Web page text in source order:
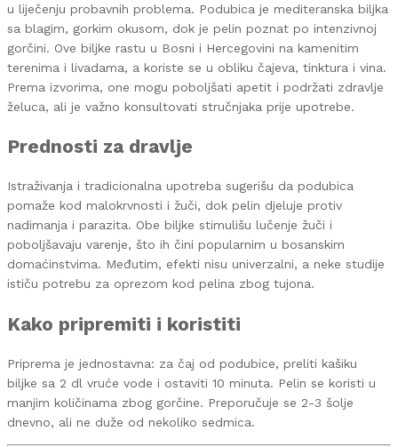
u liječenju probavnih problema. Podubica je mediteranska biljka
sa blagim, gorkim okusom, dok je pelin poznat po intenzivnoj
gorčini. Ove biljke rastu u Bosni i Hercegovini na kamenitim
terenima i livadama, a koriste se u obliku čajeva, tinktura i vina.
Prema izvorima, one mogu poboljšati apetit i podržati zdravlje
želuca, ali je važno konsultovati stručnjaka prije upotrebe.
Prednosti za dravlje
Istraživanja i tradicionalna upotreba sugerišu da podubica
pomaže kod malokrvnosti i žuči, dok pelin djeluje protiv
nadimanja i parazita. Obe biljke stimulišu lučenje žuči i
poboljšavaju varenje, što ih čini popularnim u bosanskim
domaćinstvima. Međutim, efekti nisu univerzalni, a neke studije
ističu potrebu za oprezom kod pelina zbog tujona.
Kako pripremiti i koristiti
Priprema je jednostavna: za čaj od podubice, preliti kašiku
biljke sa 2 dl vruće vode i ostaviti 10 minuta. Pelin se koristi u
manjim količinama zbog gorčine. Preporučuje se 2-3 šolje
dnevno, ali ne duže od nekoliko sedmica.